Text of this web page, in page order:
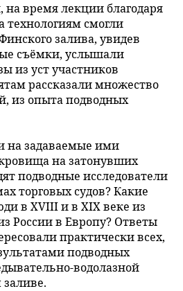
время лекции благодаря
смогли
залива, увидев
съёмки, услышали
из уст участников
рассказали множество
из опыта подводных
на задаваемые ими
на затонувших
подводные исследователи
торговых судов? Какие
в XVIII и в XIX веке из
России в Европу? Ответы
практически всех,
подводных
водолазной